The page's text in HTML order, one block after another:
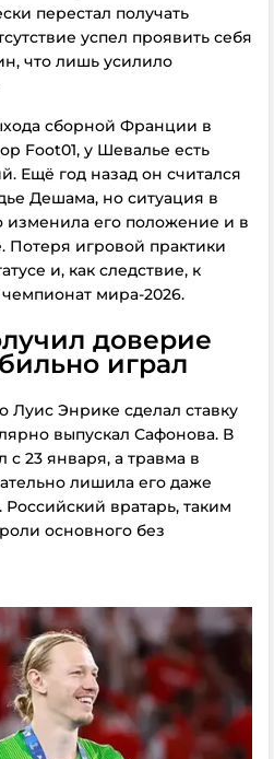
перестал получать
успел проявить себя
что лишь усилило
сборной Франции в
Foot01, у Шевалье есть
Ещё год назад он считался
Дешама, но ситуация в
изменила его положение и в
Потеря игровой практики
и, как следствие, к
мира-2026.
доверие
играл
Луис Энрике сделал ставку
выпускал Сафонова. В
с 23 января, а травма в
лишила его даже
вратарь, таким
основного без